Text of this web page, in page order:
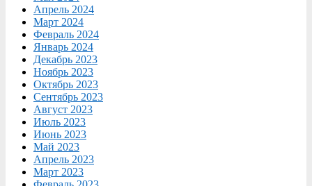
Апрель 2024
Март 2024
Февраль 2024
Январь 2024
Декабрь 2023
Ноябрь 2023
Октябрь 2023
Сентябрь 2023
Август 2023
Июль 2023
Июнь 2023
Май 2023
Апрель 2023
Март 2023